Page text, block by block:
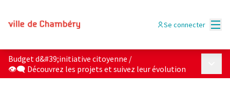
Se connecter
Budget d&#39;initiative citoyenne /
👁‍🗨 Découvrez les projets et suivez leur évolution